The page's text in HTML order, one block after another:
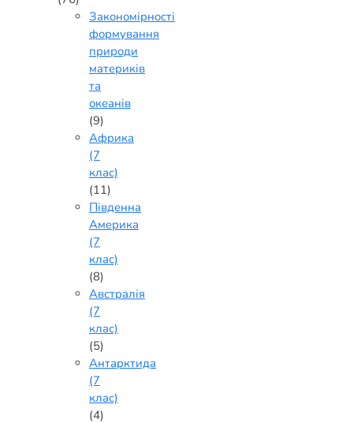
Закономірності
формування
природи
материків
та
океанів
(9)
Африка
(7
клас)
(11)
Південна
Америка
(7
клас)
(8)
Австралія
(7
клас)
(5)
Антарктида
(7
клас)
(4)